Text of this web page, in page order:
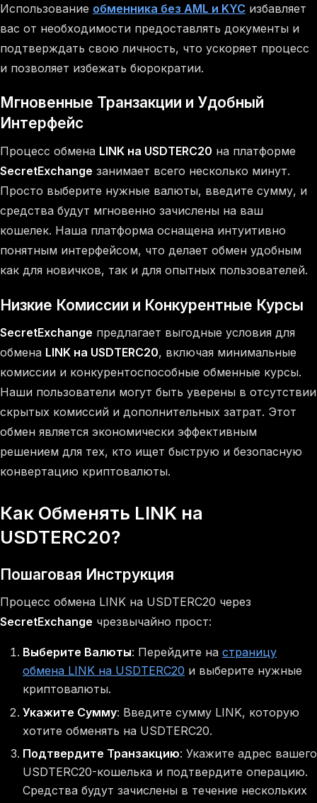
Использование обменника без AML и KYC избавляет
вас от необходимости предоставлять документы и
подтверждать свою личность, что ускоряет процесс
и позволяет избежать бюрократии.
Мгновенные Транзакции и Удобный
Интерфейс
Процесс обмена LINK на USDTERC20 на платформе
SecretExchange занимает всего несколько минут.
Просто выберите нужные валюты, введите сумму, и
средства будут мгновенно зачислены на ваш
кошелек. Наша платформа оснащена интуитивно
понятным интерфейсом, что делает обмен удобным
как для новичков, так и для опытных пользователей.
Низкие Комиссии и Конкурентные Курсы
SecretExchange предлагает выгодные условия для
обмена LINK на USDTERC20, включая минимальные
комиссии и конкурентоспособные обменные курсы.
Наши пользователи могут быть уверены в отсутствии
скрытых комиссий и дополнительных затрат. Этот
обмен является экономически эффективным
решением для тех, кто ищет быструю и безопасную
конвертацию криптовалюты.
Как Обменять LINK на
USDTERC20?
Пошаговая Инструкция
Процесс обмена LINK на USDTERC20 через
SecretExchange чрезвычайно прост:
Выберите Валюты: Перейдите на страницу
обмена LINK на USDTERC20 и выберите нужные
криптовалюты.
Укажите Сумму: Введите сумму LINK, которую
хотите обменять на USDTERC20.
Подтвердите Транзакцию: Укажите адрес вашего
USDTERC20-кошелька и подтвердите операцию.
Средства будут зачислены в течение нескольких